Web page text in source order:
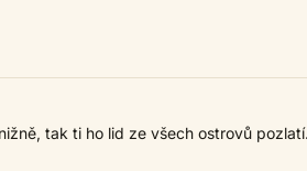
tak ti ho lid ze všech ostrovů pozlatí.